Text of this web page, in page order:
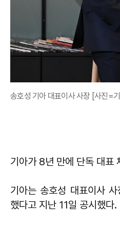
송호성 기아 대표이사 사장 [사진=
기아가 8년 만에 단독 대표
기아는 송호성 대표이사
했다고 지난 11일 공시했다.